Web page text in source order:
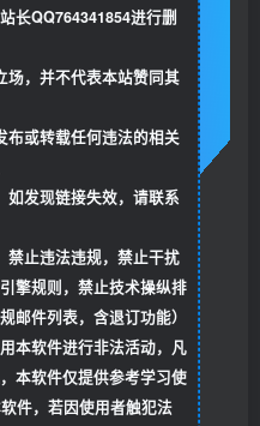
长QQ764341854进行删
场，并不代表本站赞同其
布或转载任何违法的相关
如发现链接失效，请联系
禁止违法违规，禁止干扰
擎规则，禁止技术操纵排
邮件列表，含退订功能）
本软件进行非法活动，凡
本软件仅提供参考学习使
件，若因使用者触犯法